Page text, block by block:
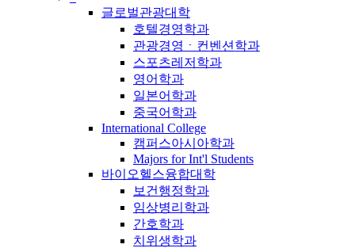
글로벌관광대학
호텔경영학과
관광경영ㆍ컨벤션학과
스포츠레저학과
영어학과
일본어학과
중국어학과
International College
캠퍼스아시아학과
Majors for Int'l Students
바이오헬스융합대학
보건행정학과
임상병리학과
간호학과
치위생학과